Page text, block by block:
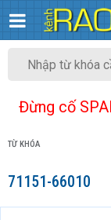
Đừng cố
TỪ KHÓA
71151-66010